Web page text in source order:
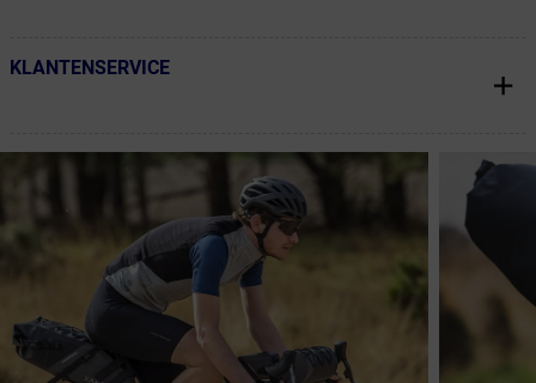
← Terug naar productnavigatie
KLANTENSERVICE